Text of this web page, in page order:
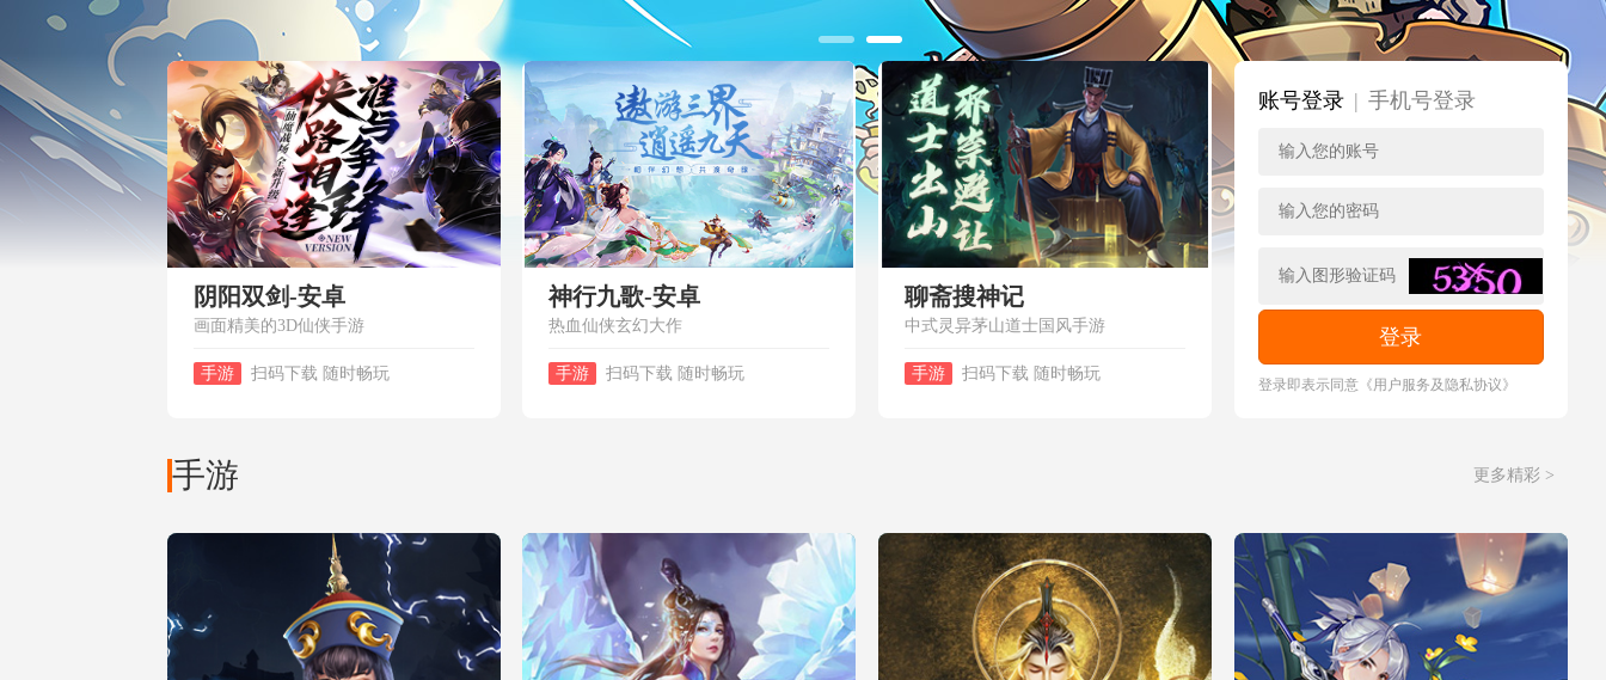
阴阳双剑-安卓
画面精美的3D仙侠手游
手游 扫码下载 随时畅玩
神行九歌-安卓
热血仙侠玄幻大作
手游 扫码下载 随时畅玩
聊斋搜神记
中式灵异茅山道士国风手游
手游 扫码下载 随时畅玩
账号登录 | 手机号登录
登录
登录即表示同意《用户服务及隐私协议》
手游 更多精彩 >